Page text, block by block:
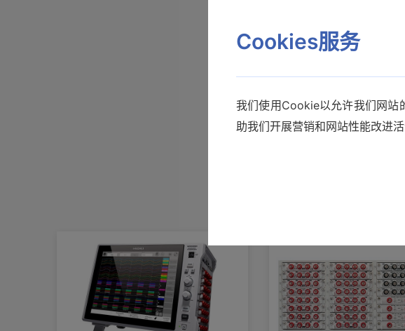
售
查看详情>>
通讯指令
产品外观图
Cookies服务
我们使用Cookie以允许我们网站
助我们开展营销和网站性能改进活